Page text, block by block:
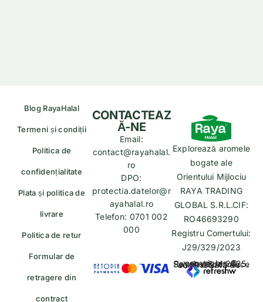
Blog RayaHalal
Termeni și condiții
Politica de
confidențialitate
Plata și politica de
livrare
Politica de retur
Formular de
retragere din
contract
Explorează aromele
bogate ale
Orientului Mijlociu
RAYA TRADING
GLOBAL S.R.L.CIF:
RO46693290
Registru Comertului:
J29/329/2023
copyrights © Rayahalal.ro 2025. Soluție eCommerce administrată de
CONTACTEAZ
Ă-NE
Email:
contact@rayahalal.
ro
DPO:
protectia.datelor@r
ayahalal.ro
Telefon: 0701 002
000